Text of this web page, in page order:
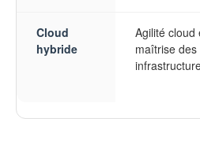
Cloud
hybride
Agilité cloud
maîtrise des